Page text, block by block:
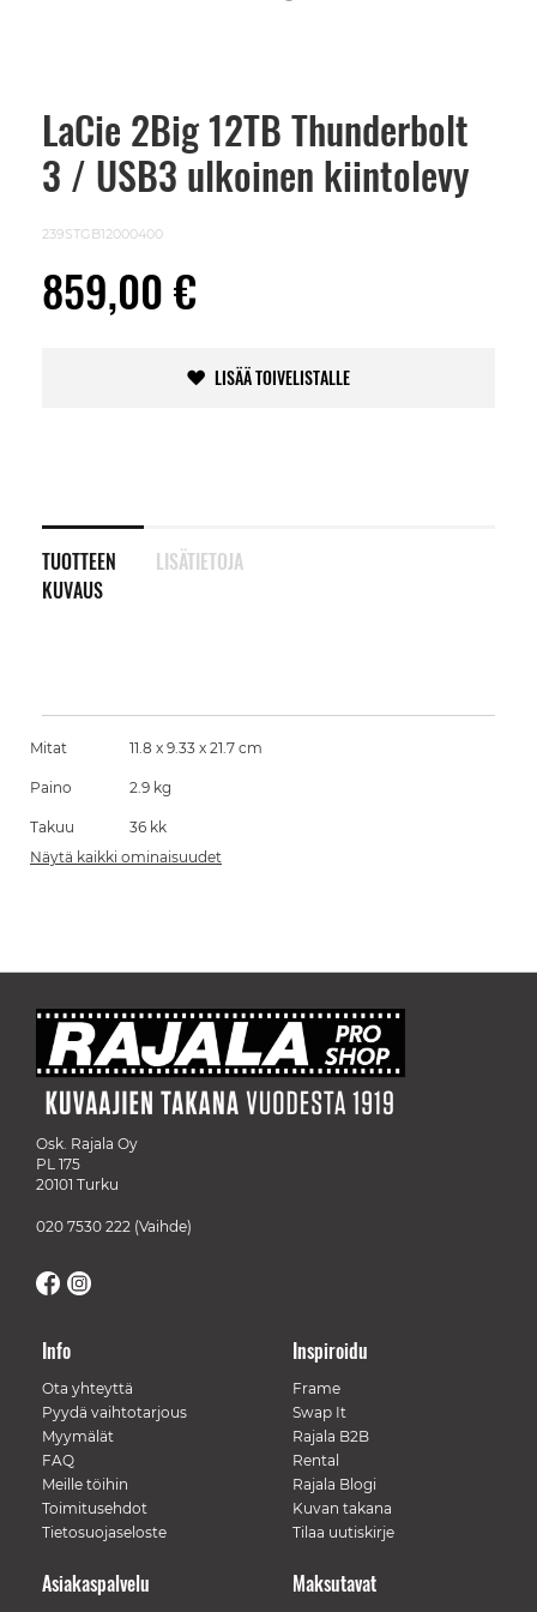
LaCie 2Big 12TB Thunderbolt
3 / USB3 ulkoinen kiintolevy
239STGB12000400
859,00 €
LISÄÄ TOIVELISTALLE
TUOTTEEN
KUVAUS
LISÄTIETOJA
Skip
beginning
images
Mitat 11.8 x 9.33 x 21.7 cm
Paino 2.9 kg
Takuu
36 kk
Näytä kaikki ominaisuudet
Osk. Rajala Oy
PL 175
20101 Turku
020 7530 222 (Vaihde)
Info
Ota yhteyttä
Pyydä vaihtotarjous
Myymälät
FAQ
Meille töihin
Toimitusehdot
Tietosuojaseloste
Inspiroidu
Frame
Swap It
Rajala B2B
Rental
Rajala Blogi
Kuvan takana
Tilaa uutiskirje
Maksutavat
Asiakaspalvelu